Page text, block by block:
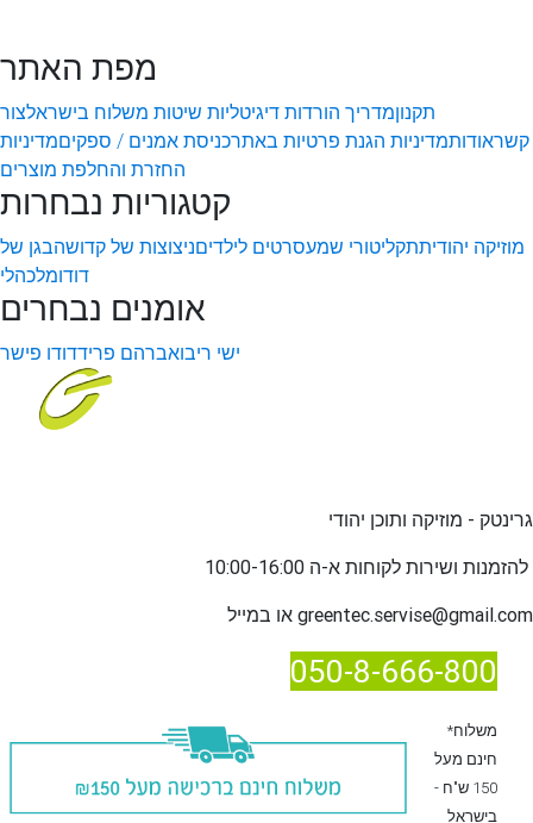
מפת האתר
תקנוןמדריך הורדות דיגיטליות שיטות משלוח בישראלצור
קשראודותמדיניות הגנת פרטיות באתרכניסת אמנים / ספקיםמדיניות
החזרת והחלפת מוצרים
קטגוריות נבחרות
מוזיקה יהודיתתקליטורי שמעסרטים לילדיםניצוצות של קדושהבגן של
דודומלכהלי
אומנים נבחרים
ישי ריבואברהם פרידדודו פישר
גרינטק - מוזיקה ותוכן יהודי
להזמנות ו
greentec.servise@gmail.com
050-8-666-800
*משלוח
חינם מעל
150 ש"ח -
בישראל